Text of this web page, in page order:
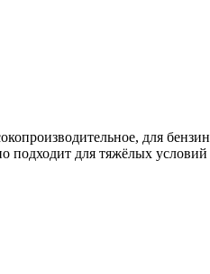
для
подходит для тяжёлых